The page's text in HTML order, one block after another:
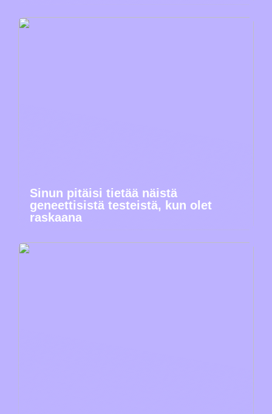
Sinun pitäisi tietää näistä
geneettisistä testeistä, kun olet
raskaana